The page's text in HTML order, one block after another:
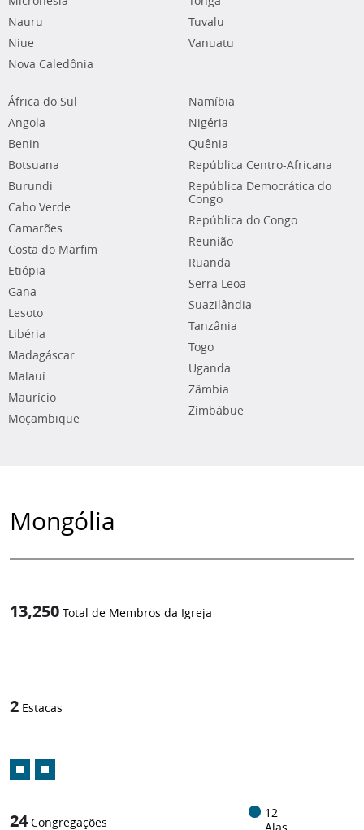
Nauru
Niue
Nova Caledônia
Tuvalu
Vanuatu
África do Sul
Angola
Benin
Botsuana
Burundi
Cabo Verde
Camarões
Costa do Marfim
Etiópia
Gana
Lesoto
Libéria
Madagáscar
Malauí
Maurício
Moçambique
Namíbia
Nigéria
Quênia
República Centro-Africana
República Democrática do
Congo
República do Congo
Reunião
Ruanda
Serra Leoa
Suazilândia
Tanzânia
Togo
Uganda
Zâmbia
Zimbábue
Mongólia
13,250 Total de Membros da Igreja
2 Estacas
24 Congregações
12